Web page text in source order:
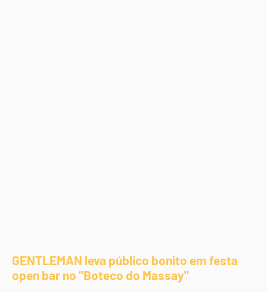
GENTLEMAN leva público bonito em festa
open bar no "Boteco do Massay"